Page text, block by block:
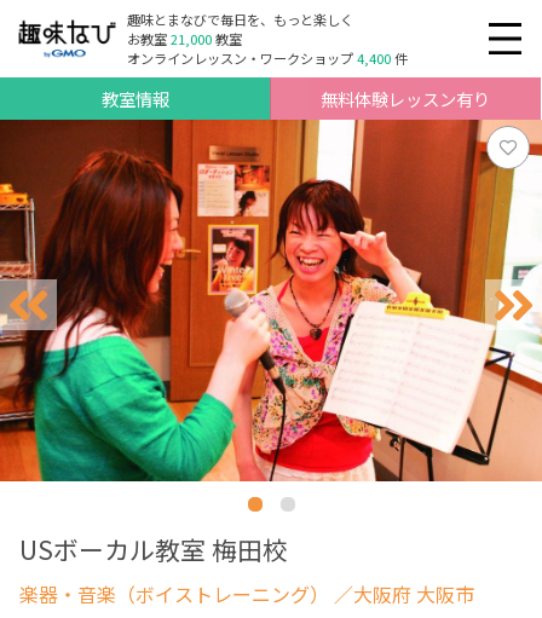
趣味とまなびで毎日を、もっと楽しく
お教室21,000教室
オンラインレッスン・ワークショップ4,400件
教室情報 無料体験レッスン有り
USボーカル教室 梅田校
楽器・音楽（ボイストレーニング） ／大阪府 大阪市